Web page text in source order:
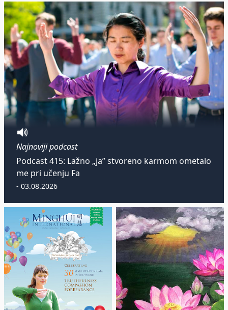
Najnoviji podcast
Podcast 415: Lažno „ja” stvoreno karmom ometalo
me pri učenju Fa
- 03.08.2026